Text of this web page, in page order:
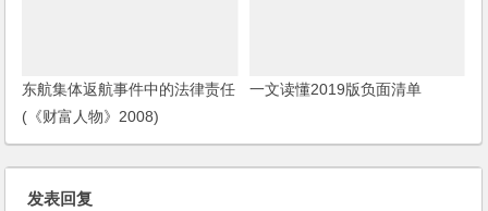
东航集体返航事件中的法律责任
(《财富人物》2008)
一文读懂2019版负面清单
发表回复